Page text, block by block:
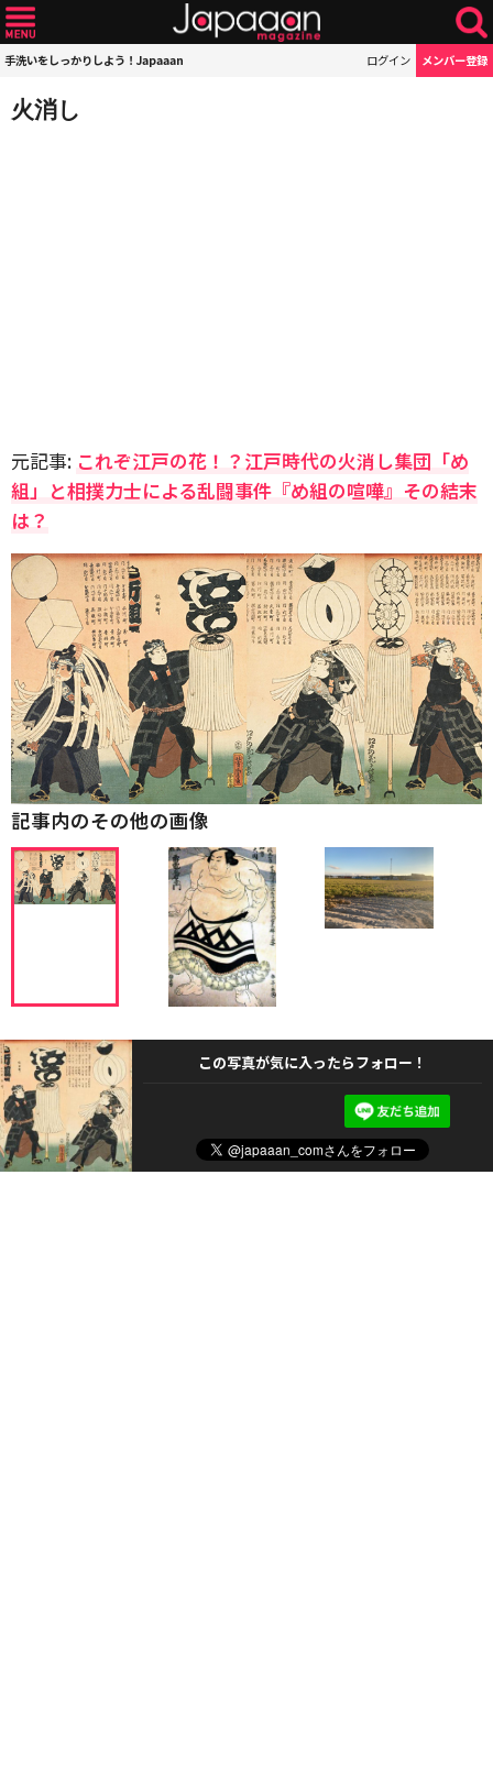
手洗いをしっかりしよう！Japaaan ログイン メンバー登録
火消し
元記事: これぞ江戸の花！？江戸時代の火消し集団「め
組」と相撲力士による乱闘事件『め組の喧嘩』その結末
は？
記事内のその他の画像
この写真が気に入ったらフォロー！